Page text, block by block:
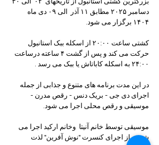
دسامبر ۲۰۲۵ مطابق ۱۱ آذر  الی ۰۹ دی ماه
۱۴۰۴ برگزار می شود.
کشتی ساعت ۲۰:۰۰ از اسکله ببک استانبول
حرکت می کند و پس از گشت ۴ ساعته درساعت
۲۴:۰۰ به اسکله کاباتاش یا ببک می رسد .
در این مدت برنامه های متنوع و جذابی از جمله
اجرای دی جی - بریک دنس - رقص مدرن -
موسیقی و رقص محلی اجرا می شود.
موسیقی توسط خانم آنیتا  وخانم ارکید اجرا می
شود و از اجرای کنسرت "نوش آفرین" لذت